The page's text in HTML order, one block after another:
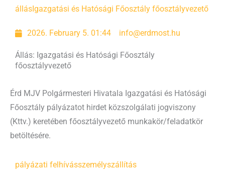
állás Igazgatási és Hatósági Főosztály főosztályvezető
2026. February 5. 01:44 info@erdmost.hu
Állás: Igazgatási és Hatósági Főosztály
főosztályvezető
Érd MJV Polgármesteri Hivatala Igazgatási és Hatósági
Főosztály pályázatot hirdet közszolgálati jogviszony
(Kttv.) keretében főosztályvezető munkakör/feladatkör
betöltésére.
pályázati felhívásszemélyszállítás